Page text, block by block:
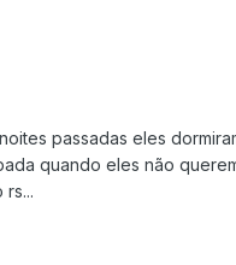
passadas eles
quando eles não